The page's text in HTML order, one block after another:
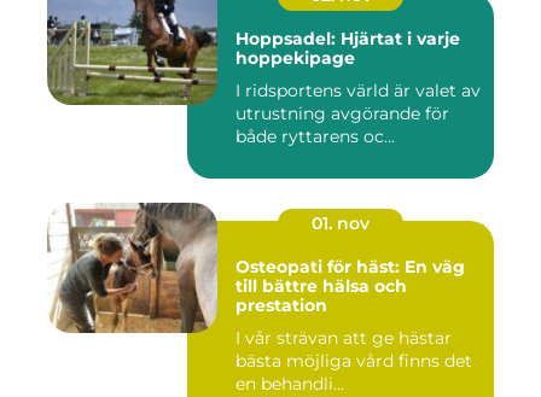
Hoppsadel: Hjärtat i varje
hoppekipage
I ridsportens värld är valet av
utrustning avgörande för
både ryttarens oc...
01. nov
Osteopati för häst: En väg
till bättre hälsa och
prestation
I vår strävan att ge hästar
bästa möjliga vård finns det
en behandli...